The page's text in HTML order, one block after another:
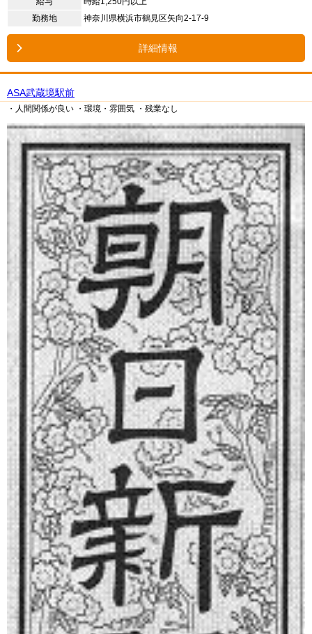
勤務地
神奈川県横浜市鶴見区矢向2-17-9
詳細情報
ASA武蔵境駅前
・人間関係が良い ・環境・雰囲気 ・残業なし